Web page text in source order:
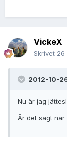
VickeX
Skrivet 26
2012-10-
Nu är jag
Är det sagt när